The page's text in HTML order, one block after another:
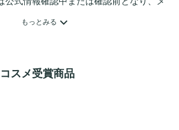
もっとみる
スメ受賞商品